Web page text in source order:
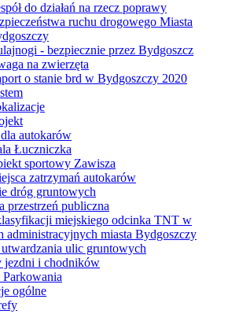
do działań na rzecz poprawy
ruchu drogowego Miasta
- bezpiecznie przez Bydgoszcz
na zwierzęta
o stanie brd w Bydgoszczy 2020
autokarów
Łuczniczka
sportowy Zawisza
zatrzymań autokarów
dróg gruntowych
przestrzeń publiczna
miejskiego odcinka TNT w
administracyjnych miasta Bydgoszczy
ulic gruntowych
jezdni i chodników
Parkowania
ogólne